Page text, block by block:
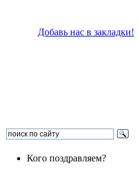
Добавь нас в закладки!
Кого поздравляем?